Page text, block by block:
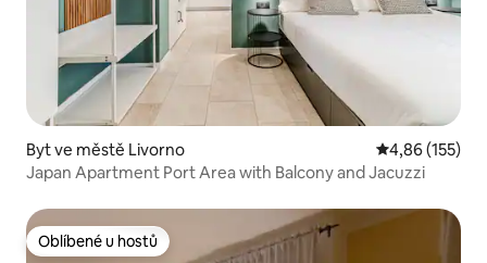
Byt ve městě Livorno Průměrné
4,86 (155)
Japan Apartment Port Area with Balcony and Jacuzzi
Oblíbené u hostů
Oblíbené u hostů